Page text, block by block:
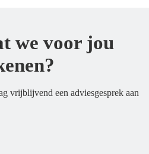
we voor jou
vrijblijvend een adviesgesprek aan